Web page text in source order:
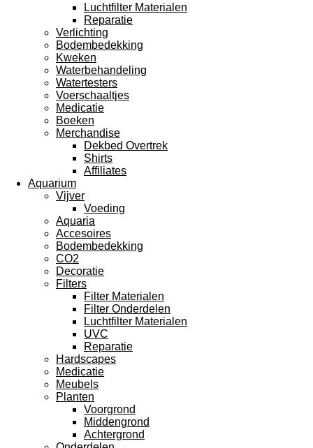
Luchtfilter Materialen
Reparatie
Verlichting
Bodembedekking
Kweken
Waterbehandeling
Watertesters
Voerschaaltjes
Medicatie
Boeken
Merchandise
Dekbed Overtrek
Shirts
Affiliates
Aquarium
Vijver
Voeding
Aquaria
Accesoires
Bodembedekking
CO2
Decoratie
Filters
Filter Materialen
Filter Onderdelen
Luchtfilter Materialen
UVC
Reparatie
Hardscapes
Medicatie
Meubels
Planten
Voorgrond
Middengrond
Achtergrond